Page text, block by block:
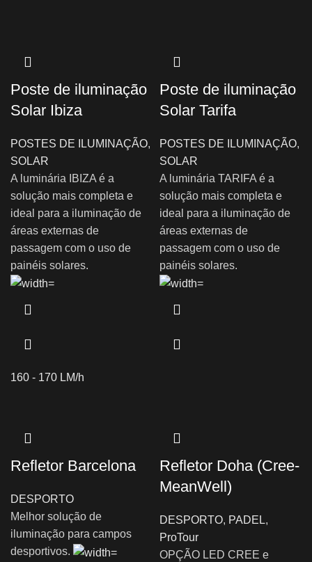
Poste de iluminação
Solar Ibiza
POSTES DE ILUMINAÇÃO,
SOLAR
A luminária IBIZA é a
solução mais completa e
ideal para a iluminação de
áreas externas de
passagem com o uso de
painéis solares.
Poste de iluminação
Solar Tarifa
POSTES DE ILUMINAÇÃO,
SOLAR
A luminária TARIFA é a
solução mais completa e
ideal para a iluminação de
áreas externas de
passagem com o uso de
painéis solares.
160 - 170 LM/h
Refletor Barcelona
DESPORTO
Melhor solução de
iluminação para campos
desportivos.
Refletor Doha (Cree-
MeanWell)
DESPORTO, PADEL,
ProTour
OPÇÃO LED CREE e